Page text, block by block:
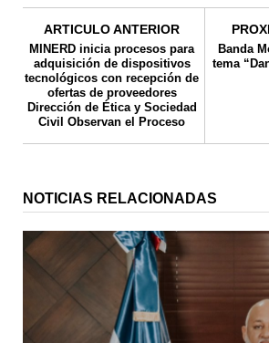
ARTICULO ANTERIOR
MINERD inicia procesos para
adquisición de dispositivos
tecnológicos con recepción de
ofertas de proveedores
Dirección de Ética y Sociedad
Civil Observan el Proceso
Banda
tema
NOTICIAS RELACIONADAS